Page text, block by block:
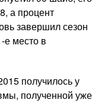
а процент
завершил сезон
место в
получилось у
полученной уже